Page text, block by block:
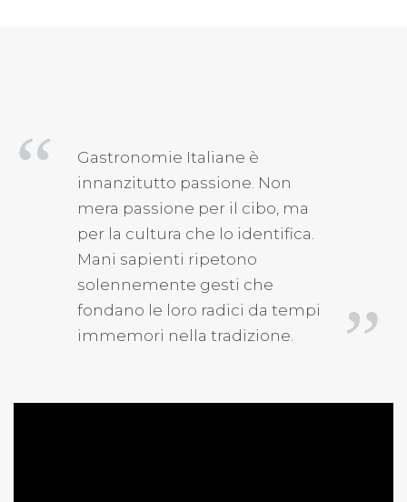
Gastronomie Italiane è
innanzitutto passione. Non
mera passione per il cibo, ma
per la cultura che lo identifica.
Mani sapienti ripetono
solennemente gesti che
fondano le loro radici da tempi
immemori nella tradizione.